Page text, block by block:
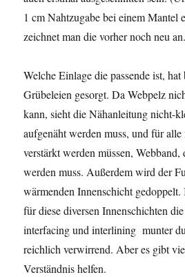
1 cm Nahtzugabe bei einem Mantel
zeichnet man die vorher noch neu
Welche Einlage die passende ist,
Grübeleien gesorgt. Da Webpelz
kann, sieht die Nähanleitung nicht-
aufgenäht werden muss, und für
verstärkt werden müssen, Webband,
werden muss. Außerdem wird der
wärmenden Innenschicht
für diese diversen Innenschichten
interfacing und interlining munter
reichlich verwirrend. Aber es gibt
Verständnis helfen.